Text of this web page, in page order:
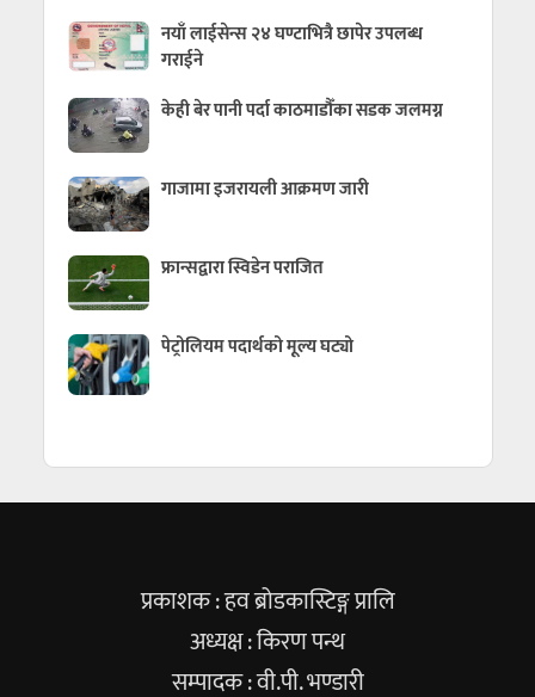
नयाँ लाईसेन्स २४ घण्टाभित्रै छापेर उपलब्ध
गराईने
केही बेर पानी पर्दा काठमाडौँका सडक जलमग्न
गाजामा इजरायली आक्रमण जारी
फ्रान्सद्वारा स्विडेन पराजित
पेट्रोलियम पदार्थको मूल्य घट्यो
प्रकाशक : हव ब्रोडकास्टिङ्ग प्रालि
अध्यक्ष : किरण पन्थ
सम्पादक : वी.पी. भण्डारी